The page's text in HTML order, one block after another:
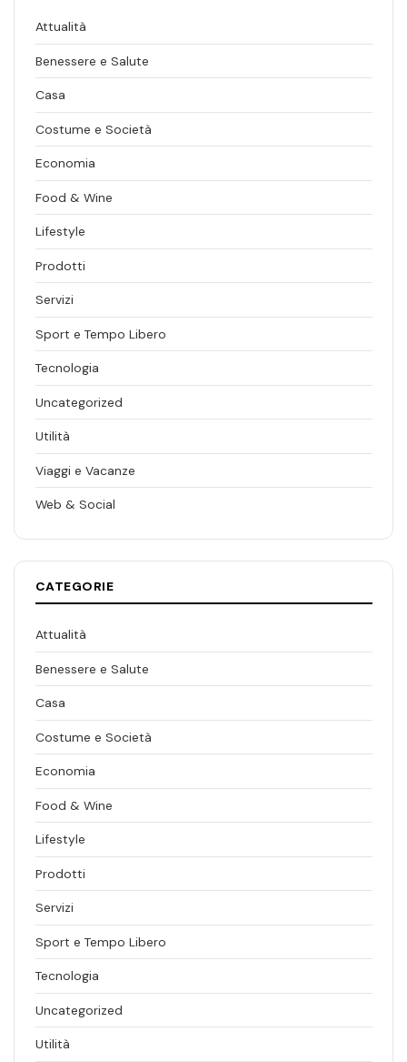
Attualità
Benessere e Salute
Casa
Costume e Società
Economia
Food & Wine
Lifestyle
Prodotti
Servizi
Sport e Tempo Libero
Tecnologia
Uncategorized
Utilità
Viaggi e Vacanze
Web & Social
CATEGORIE
Attualità
Benessere e Salute
Casa
Costume e Società
Economia
Food & Wine
Lifestyle
Prodotti
Servizi
Sport e Tempo Libero
Tecnologia
Uncategorized
Utilità